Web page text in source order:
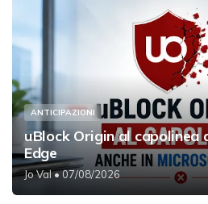
ANTICIPAZIONI
uBlock Origin al capolinea
Edge
Jo Val• 07/08/2026